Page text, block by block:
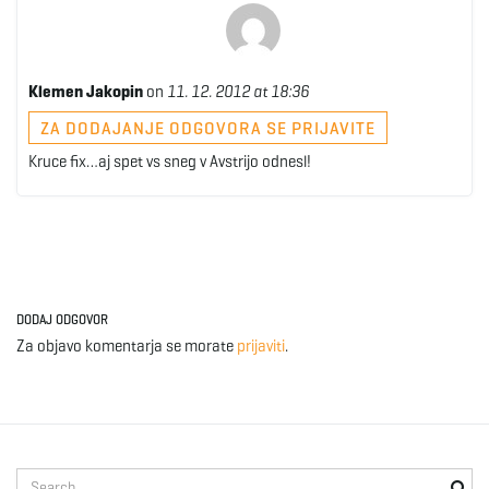
Klemen Jakopin on 11. 12. 2012 at 18:36
ZA DODAJANJE ODGOVORA SE PRIJAVITE
Kruce fix…aj spet vs sneg v Avstrijo odnesl!
DODAJ ODGOVOR
Za objavo komentarja se morate prijaviti.